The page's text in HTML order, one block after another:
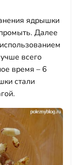
ядрышки
Далее
всего
время – 6
стали